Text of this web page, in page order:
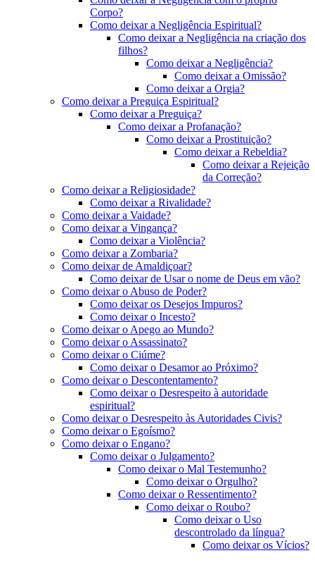
Corpo?
Como deixar a Negligência Espiritual?
Como deixar a Negligência na criação dos
filhos?
Como deixar a Negligência?
Como deixar a Omissão?
Como deixar a Orgia?
Como deixar a Preguiça Espiritual?
Como deixar a Preguiça?
Como deixar a Profanação?
Como deixar a Prostituição?
Como deixar a Rebeldia?
Como deixar a Rejeição
da Correção?
Como deixar a Religiosidade?
Como deixar a Rivalidade?
Como deixar a Vaidade?
Como deixar a Vingança?
Como deixar a Violência?
Como deixar a Zombaria?
Como deixar de Amaldiçoar?
Como deixar de Usar o nome de Deus em vão?
Como deixar o Abuso de Poder?
Como deixar os Desejos Impuros?
Como deixar o Incesto?
Como deixar o Apego ao Mundo?
Como deixar o Assassinato?
Como deixar o Ciúme?
Como deixar o Desamor ao Próximo?
Como deixar o Descontentamento?
Como deixar o Desrespeito à autoridade
espiritual?
Como deixar o Desrespeito às Autoridades Civis?
Como deixar o Egoísmo?
Como deixar o Engano?
Como deixar o Julgamento?
Como deixar o Mal Testemunho?
Como deixar o Orgulho?
Como deixar o Ressentimento?
Como deixar o Roubo?
Como deixar o Uso
descontrolado da língua?
Como deixar os Vícios?